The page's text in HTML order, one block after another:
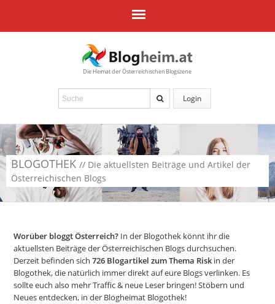
Die Heimat der Österreichischen Blogszene
Login
BLOGOTHEK // Die aktuellsten Beiträge und Artikel der
Österreichischen Blogs
Worüber bloggt Österreich? In der Blogothek könnt ihr die
aktuellsten Beiträge der Österreichischen Blogs durchsuchen.
Derzeit befinden sich726 Blogartikel zum Thema Risk in der
Blogothek, die natürlich immer direkt auf eure Blogs verlinken. Es
sollte euch also mehr Traffic & neue Leser bringen! Stöbern und
Neues entdecken, in der Blogheimat Blogothek!